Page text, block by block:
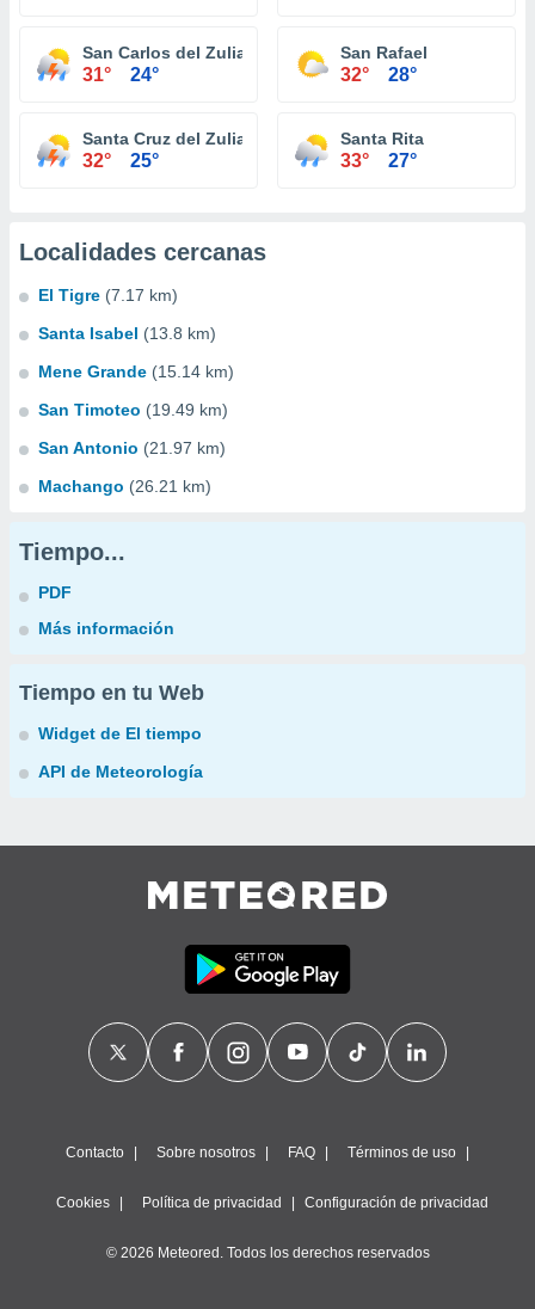
San Carlos del Zulia
31° 24°
San Rafael
32° 28°
Santa Cruz del Zulia
32° 25°
Santa Rita
33° 27°
Localidades cercanas
El Tigre (7.17 km)
Santa Isabel (13.8 km)
Mene Grande (15.14 km)
San Timoteo (19.49 km)
San Antonio (21.97 km)
Machango (26.21 km)
Tiempo...
PDF
Más información
Tiempo en tu Web
Widget de El tiempo
API de Meteorología
Contacto Sobre nosotros FAQ Términos de uso
Cookies Política de privacidad Configuración de privacidad
© 2026 Meteored. Todos los derechos reservados